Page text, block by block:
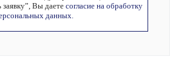
Вы даете согласие на обработку
данных.